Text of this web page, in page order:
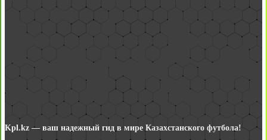
Kpl.kz — ваш надежный гид в мире Казахстанского футбола!